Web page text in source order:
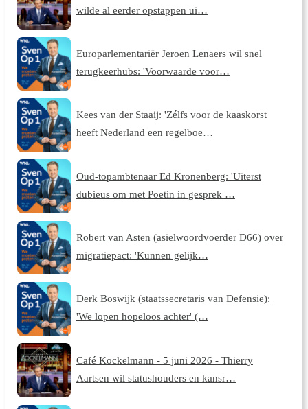
wilde al eerder opstappen ui…
Europarlementariër Jeroen Lenaers wil snel
terugkeerhubs: 'Voorwaarde voor…
Kees van der Staaij: 'Zélfs voor de kaaskorst
heeft Nederland een regelboe…
Oud-topambtenaar Ed Kronenberg: 'Uiterst
dubieus om met Poetin in gesprek …
Robert van Asten (asielwoordvoerder D66) over
migratiepact: 'Kunnen gelijk…
Derk Boswijk (staatssecretaris van Defensie):
'We lopen hopeloos achter' (…
Café Kockelmann - 5 juni 2026 - Thierry
Aartsen wil statushouders en kansr…